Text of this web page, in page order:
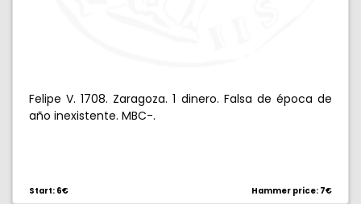
Felipe V. 1708. Zaragoza. 1 dinero. Falsa de época de
año inexistente. MBC-.
Start: 6€ Hammer price: 7€